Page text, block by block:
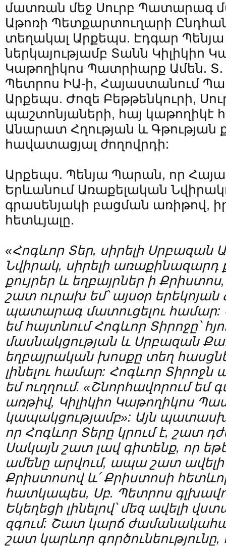
մատռան մեջ Սուրբ Պատարագ
Աթոռի Պետքարտուղարի
տեղակալ Արքեպս. Էդգար
ներկայությամբ Տանն Կիլիկիո
Կաթողիկոս Պատրիարք Ամեն. Տ.
Պետրոս ԻԱ-ի, Հայաստանում
Արքեպս. Ժոզե Բեթթենկուրի,
պաշտոնյաների, հայ կաթողիկէ
Անարատ Հղության և Գթության
հավատացյալ ժողովրդի:
Արքեպս. Պենյա Պարան, որ
Երևանում Առաքելական
գրասենյակի բացման առիթով,
հետևյալը.
«Հոգևոր Տեր, սիրելի Սրբազան
Նվիրակ, սիրելի առաքինազարդ
քույրեր և եղբայրներ ի Քրիստոս,
շատ ուրախ եմ՝ այսօր
պատարագ մատուցելու համար:
եմ հայտնում Հոգևոր Տիրոջը՝
մասնակցության և Սրբազան
եղբայրական խոսքը տեղ
լինելու համար: Հոգևոր
եմ ուղղում. «Շնորհավորում եմ
առթիվ, Կիլիկիո Կաթողիկոս
կապակցությամբ»: Այն
որ Հոգևոր Տերը կրում է, շատ
Սակայն շատ լավ գիտենք, որ
ամենը արվում, ապա շատ ավելի
Քրիստոսով և՛ Քրիստոսի
հատկապես, Սբ. Պետրոս
Եկեղեցի լինելով՝ մեզ ավելի
զգում: Շատ կարճ
շատ կարևոր գործունեությունը,